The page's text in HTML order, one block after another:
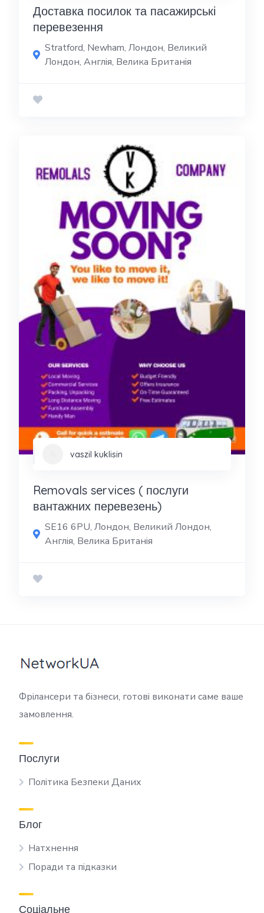
Доставка посилок та пасажирські
перевезення
Stratford, Newham, Лондон, Великий
Лондон, Англія, Велика Британія
vaszil kuklisin
Removals services ( послуги
вантажних перевезень)
SE16 6PU, Лондон, Великий Лондон,
Англія, Велика Британія
Фрілансери та бізнеси, готові виконати саме ваше
замовлення.
Послуги
Політика Безпеки Даних
Блог
Натхнення
Поради та підказки
Соціальне